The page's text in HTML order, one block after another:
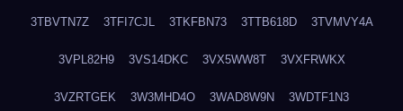
3TBVTN7Z 3TFI7CJL 3TKFBN73 3TTB618D 3TVMVY4A
3VPL82H9 3VS14DKC 3VX5WW8T 3VXFRWKX
3VZRTGEK 3W3MHD4O 3WAD8W9N 3WDTF1N3